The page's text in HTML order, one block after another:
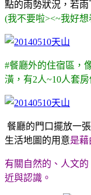
點的雨勢狀況，若
(我不要啦><~我好
#餐廳外的住宿區，
潢，有2人~10人套房
餐廳的門口擺放一
生活地圖的用意是藉
有關自然的、人文
近與認識。